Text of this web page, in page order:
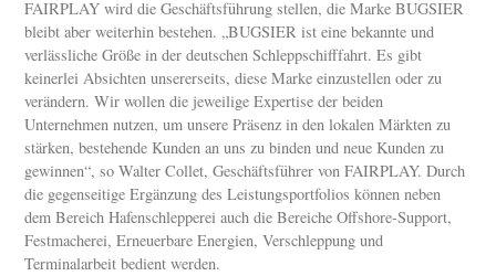
FAIRPLAY wird die Geschäftsführung stellen, die Marke BUGSIER
bleibt aber weiterhin bestehen. „BUGSIER ist eine bekannte und
verlässliche Größe in der deutschen Schleppschifffahrt. Es gibt
keinerlei Absichten unsererseits, diese Marke einzustellen oder zu
verändern. Wir wollen die jeweilige Expertise der beiden
Unternehmen nutzen, um unsere Präsenz in den lokalen Märkten zu
stärken, bestehende Kunden an uns zu binden und neue Kunden zu
gewinnen“, so Walter Collet, Geschäftsführer von FAIRPLAY. Durch
die gegenseitige Ergänzung des Leistungsportfolios können neben
dem Bereich Hafenschlepperei auch die Bereiche Offshore-Support,
Festmacherei, Erneuerbare Energien, Verschleppung und
Terminalarbeit bedient werden.